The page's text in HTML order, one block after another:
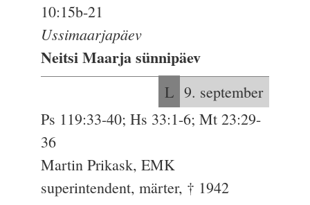
10:15b-21
Ussimaarjapäev
Neitsi Maarja sünnipäev
L 9. september
Ps 119:33-40; Hs 33:1-6; Mt 23:29-
36
Martin Prikask, EMK
superintendent, märter, † 1942